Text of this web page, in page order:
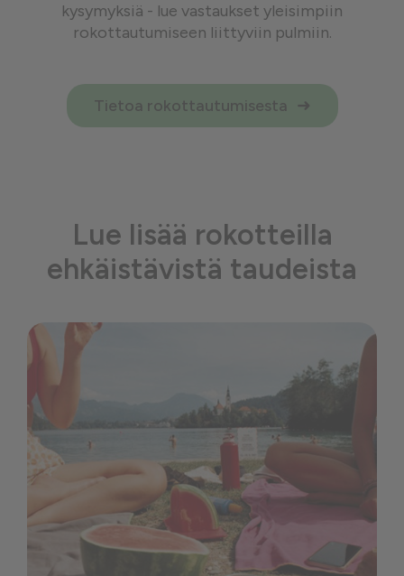
kysymyksiä - lue vastaukset yleisimpiin
rokottautumiseen liittyviin pulmiin.
Tietoa rokottautumisesta
Lue lisää rokotteilla
ehkäistävistä taudeista